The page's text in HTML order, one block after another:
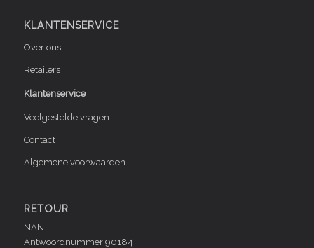
KLANTENSERVICE
Over ons
Retailers
Klantenservice
Veelgestelde vragen
Contact
Algemene voorwaarden
RETOUR
NAN
Antwoordnummer 90184